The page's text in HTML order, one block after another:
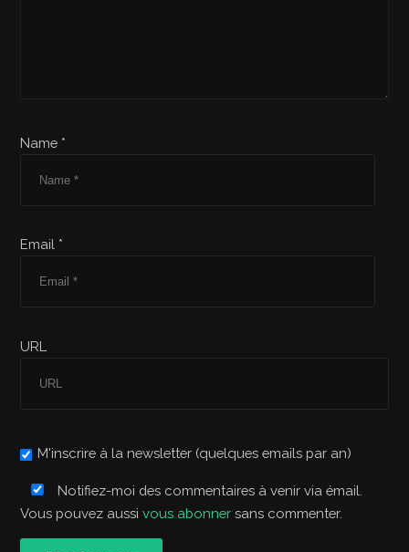
Name *
Email *
URL
M'inscrire à la newsletter (quelques emails par an)
Notifiez-moi des commentaires à venir via émail.
Vous pouvez aussivous abonner sans commenter.